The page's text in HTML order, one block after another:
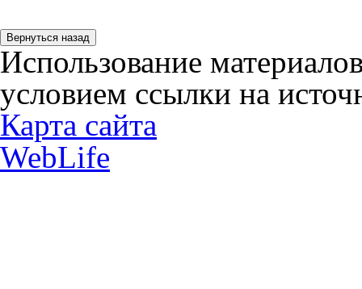
Использование
условием ссылки на
Карта сайта
WebLife